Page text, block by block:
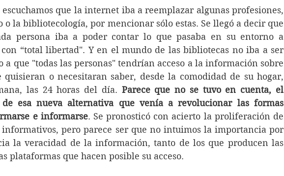
escuchamos que la internet iba a reemplazar algunas profesiones,
o la bibliotecología, por mencionar sólo estas. Se llegó a decir que
persona iba a poder contar lo que pasaba en su entorno a
“total libertad". Y en el mundo de las bibliotecas no iba a ser
a que "todas las personas" tendrían acceso a la información sobre
quisieran o necesitaran saber, desde la comodidad de su hogar,
las 24 horas del día. Parece que no se tuvo en cuenta, el
de esa nueva alternativa que venía a revolucionar las formas
e informarse. Se pronosticó con acierto la proliferación de
informativos, pero parece ser que no intuimos la importancia por
la veracidad de la información, tanto de los que producen las
plataformas que hacen posible su acceso.